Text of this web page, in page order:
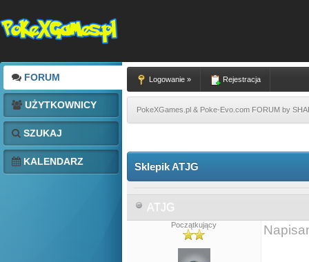
FORUM
UŻYTKOWNICY
SZUKAJ
KALENDARZ
Logowanie » Rejestracja
PokeXGames.pl & Poke-Evo.com FORUM by
Sklepik ATJG
ATJG
Początkujący